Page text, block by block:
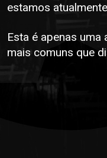
estamos
Esta é apenas
mais comuns que